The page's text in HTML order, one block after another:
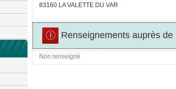
83160 LA VALETTE DU VAR
Renseignements auprès de
Non renseigné